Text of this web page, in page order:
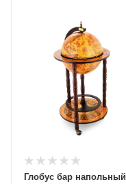
Глобус бар напольный